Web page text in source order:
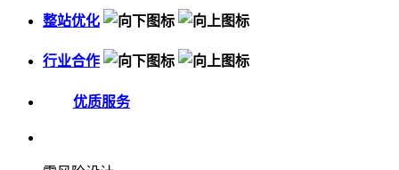
整站优化
行业合作
优质服务